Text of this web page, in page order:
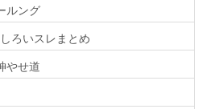
ルング
ろいスレまとめ
せ道